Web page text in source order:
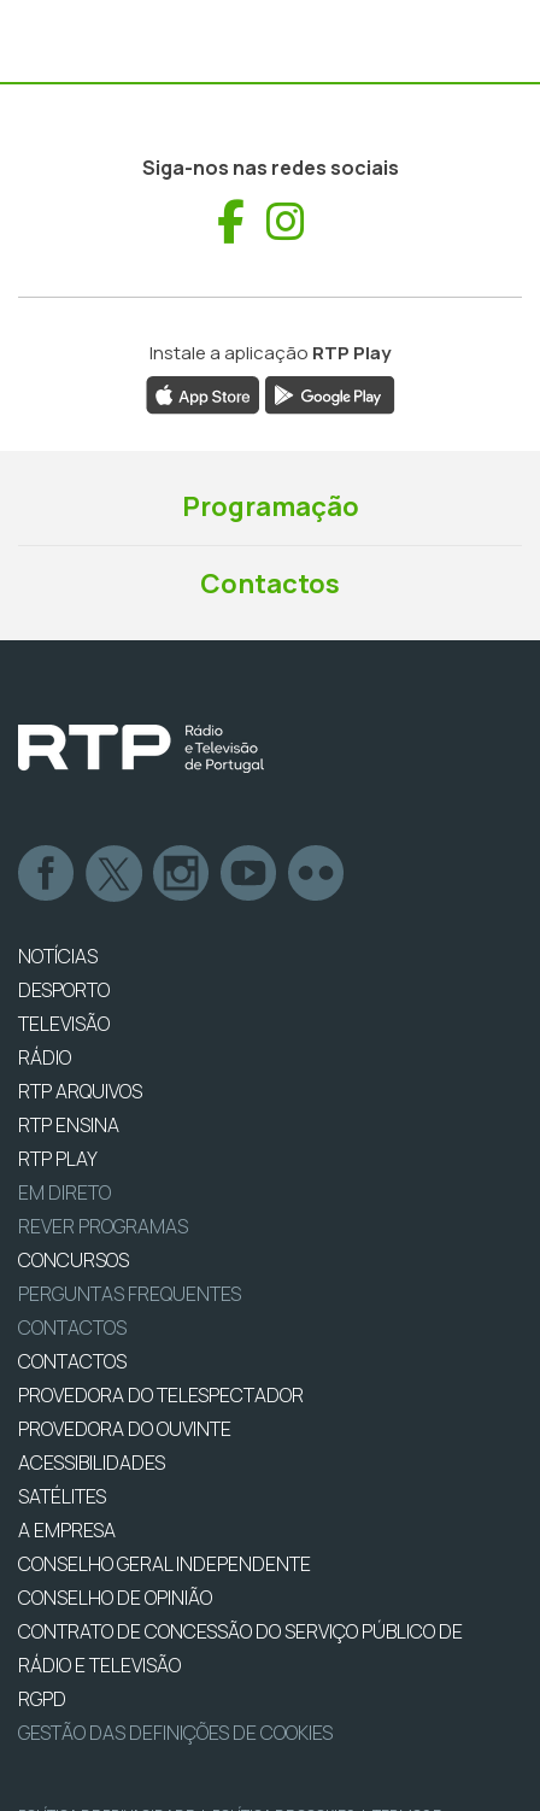
Siga-nos nas redes sociais
Facebook
Instale a aplicação RTP Play
Programação
Contactos
NOTÍCIAS
DESPORTO
TELEVISÃO
RÁDIO
RTP ARQUIVOS
RTP ENSINA
RTP PLAY
EM DIRETO
REVER PROGRAMAS
CONCURSOS
PERGUNTAS FREQUENTES
CONTACTOS
CONTACTOS
PROVEDORA DO TELESPECTADOR
PROVEDORA DO OUVINTE
ACESSIBILIDADES
SATÉLITES
A EMPRESA
CONSELHO GERAL INDEPENDENTE
CONSELHO DE OPINIÃO
CONTRATO DE CONCESSÃO DO SERVIÇO PÚBLICO DE
RÁDIO E TELEVISÃO
RGPD
GESTÃO DAS DEFINIÇÕES DE COOKIES